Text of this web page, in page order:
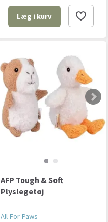
Læg i kurv
AFP Tough & Soft
Plyslegetøj
All For Paws